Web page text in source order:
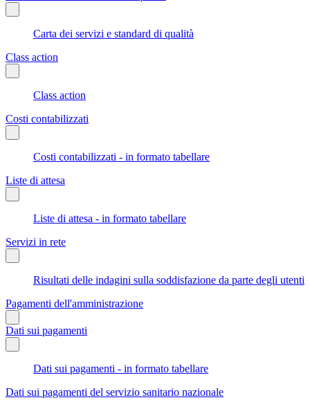
Carta dei servizi e standard di qualità
Class action
Class action
Costi contabilizzati
Costi contabilizzati - in formato tabellare
Liste di attesa
Liste di attesa - in formato tabellare
Servizi in rete
Risultati delle indagini sulla soddisfazione da parte degli utenti
Pagamenti dell'amministrazione
Dati sui pagamenti
Dati sui pagamenti - in formato tabellare
Dati sui pagamenti del servizio sanitario nazionale